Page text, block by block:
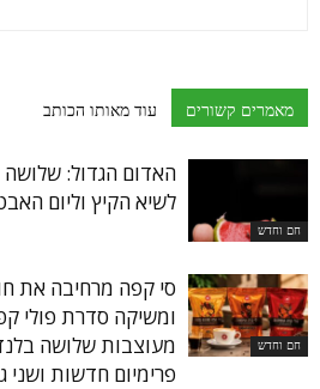
מאמרים קשורים עוד מאותו הכותב
חם וחדש
האדום הגדול: שלושה
לשיא הקיץ וליום
חם וחדש
סי קפה מרחיבה את
ומשיקה סדרת פולי
מעוצבות שלושה
פרימיום חדשות ושני